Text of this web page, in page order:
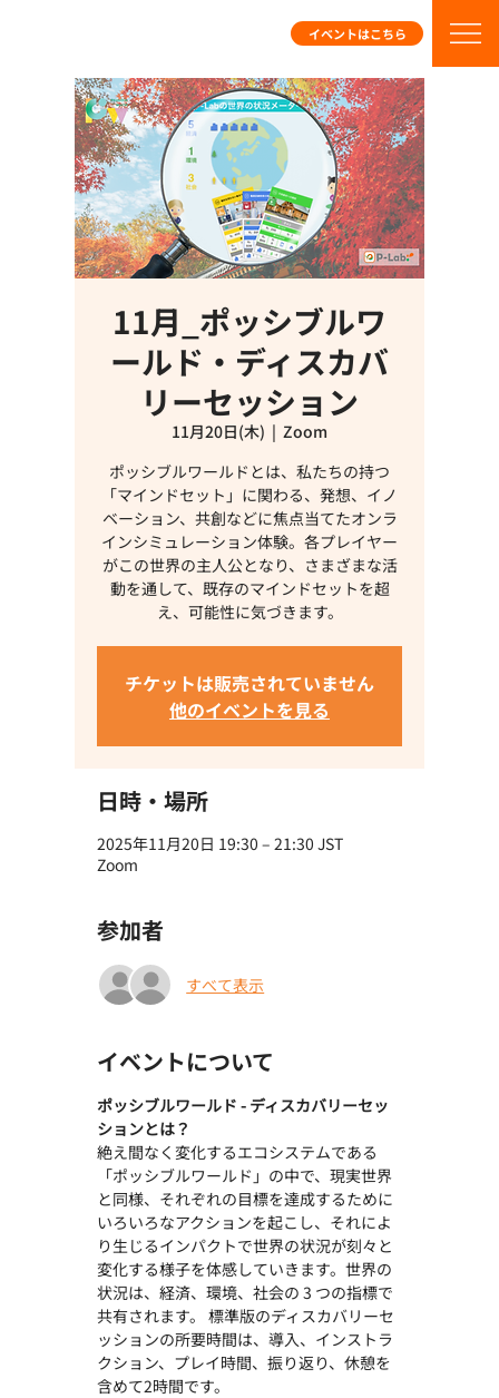
イベントはこちら
11月_ポッシブルワ
ールド・ディスカバ
リーセッション
11月20日(木)
  |
Zoom
ポッシブルワールドとは、私たちの持つ
「マインドセット」に関わる、発想、イノ
ベーション、共創などに焦点当てたオンラ
インシミュレーション体験。各プレイヤー
がこの世界の主人公となり、さまざまな活
動を通して、既存のマインドセットを超
え、可能性に気づきます。
チケットは販売されていません
他のイベントを見る
日時・場所
2025年11月20日 19:30 – 21:30 JST
Zoom
参加者
すべて表示
イベントについて
ポッシブルワールド - ディスカバリーセッ
ションとは？
絶え間なく変化するエコシステムである
「ポッシブルワールド」の中で、現実世界
と同様、それぞれの目標を達成するために
いろいろなアクションを起こし、それによ
り生じるインパクトで世界の状況が刻々と
変化する様子を体感していきます。世界の
状況は、経済、環境、社会の 3 つの指標で
共有されます。 標準版のディスカバリーセ
ッションの所要時間は、導入、インストラ
クション、プレイ時間、振り返り、休憩を
含めて2時間です。